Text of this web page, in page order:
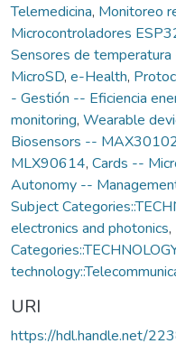
Telemedicina, Monitoreo
Microcontroladores
Sensores de
MicroSD, e-Health,
- Gestión -- Eficiencia
monitoring, Wearable
Biosensors --
MLX90614, Cards --
Autonomy --
Subject
electronics and photonics,
URI
https://hdl.handle.net/